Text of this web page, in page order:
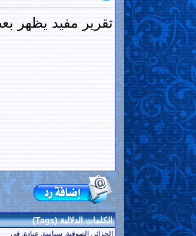
تقرير مفيد يظهر
الكلمات الدلالية (Tags)
الجزائر , الصوفية, سياسة, عبادة, في